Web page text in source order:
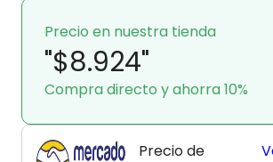
Precio en nuestra tienda
"$8.924"
Compra directo y ahorra 10%
Precio de